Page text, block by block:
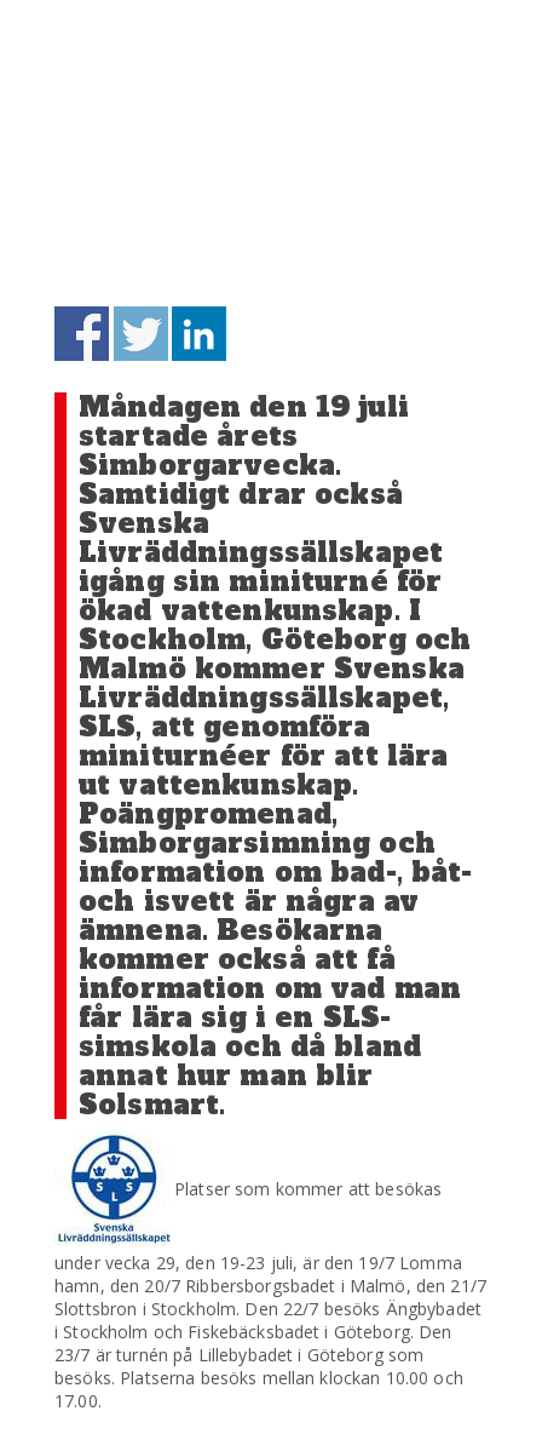
Måndagen den 19 juli
startade årets
Simborgarvecka.
Samtidigt drar också
Svenska
Livräddningssällskapet
igång sin miniturné för
ökad vattenkunskap. I
Stockholm, Göteborg och
Malmö kommer Svenska
Livräddningssällskapet,
SLS, att genomföra
miniturnéer för att lära
ut vattenkunskap.
Poängpromenad,
Simborgarsimning och
information om bad-, båt-
och isvett är några av
ämnena. Besökarna
kommer också att få
information om vad man
får lära sig i en SLS-
simskola och då bland
annat hur man blir
Solsmart.
Platser som kommer att besökas
under vecka 29, den 19-23 juli, är den 19/7 Lomma
hamn, den 20/7 Ribbersborgsbadet i Malmö, den 21/7
Slottsbron i Stockholm. Den 22/7 besöks Ängbybadet
i Stockholm och Fiskebäcksbadet i Göteborg. Den
23/7 är turnén på Lillebybadet i Göteborg som
besöks. Platserna besöks mellan klockan 10.00 och
17.00.